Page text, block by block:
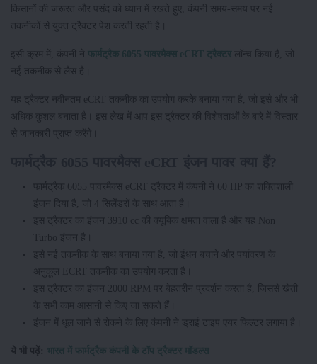
किसानों की जरूरत और पसंद को ध्यान में रखते हुए, कंपनी समय-समय पर नई
तकनीकों से युक्त ट्रैक्टर पेश करती रहती है।
इसी क्रम में, कंपनी ने फार्मट्रैक 6055 पावरमैक्स eCRT ट्रैक्टर लॉन्च किया है, जो
नई तकनीक से लैस है।
यह ट्रैक्टर नवीनतम eCRT तकनीक का उपयोग करके बनाया गया है, जो इसे और भी
अधिक कुशल बनाता है। इस लेख में आप इस ट्रैक्टर की विशेषताओं के बारे में विस्तार
से जानकारी प्राप्त करेंगे।
फार्मट्रैक 6055 पावरमैक्स eCRT ट्रैक्टर में कंपनी ने 60 HP का शक्तिशाली
इंजन दिया है, जो 4 सिलेंडरों के साथ आता है।
इस ट्रैक्टर का इंजन 3910 cc की क्यूबिक क्षमता वाला है और यह Non
Turbo इंजन है।
इसे नई तकनीक के साथ बनाया गया है, जो ईंधन बचाने और पर्यावरण के
अनुकूल ECRT तकनीक का उपयोग करता है।
इस ट्रैक्टर का इंजन 2000 RPM पर बेहतरीन प्रदर्शन करता है, जिससे खेती
के सभी काम आसानी से किए जा सकते हैं।
इंजन में धूल जाने से रोकने के लिए कंपनी ने ड्राई टाइप एयर फिल्टर लगाया है।
ये भी पढ़ें: भारत में फार्मट्रैक कंपनी के टॉप ट्रैक्टर मॉडल्स